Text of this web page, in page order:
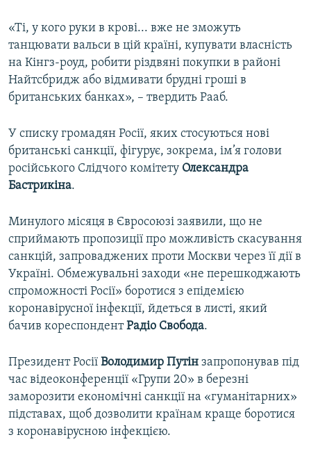
«Ті, у кого руки в крові... вже не зможуть
танцювати вальси в цій країні, купувати власність
на Кінгз-роуд, робити різдвяні покупки в районі
Найтсбридж або відмивати брудні гроші в
британських банках», – твердить Рааб.
У списку громадян Росії, яких стосуються нові
британські санкції, фігурує, зокрема, ім’я голови
російського Слідчого комітету Олександра
Бастрикіна.
Минулого місяця в Євросоюзі заявили, що не
сприймають пропозиції про можливість скасування
санкцій, запроваджених проти Москви через її дії в
Україні. Обмежувальні заходи «не перешкоджають
спроможності Росії» боротися з епідемією
коронавірусної інфекції, йдеться в листі, який
бачив кореспондентРадіо Свобода.
Президент Росії Володимир Путін запропонував під
час відеоконференції «Групи 20» в березні
заморозити економічні санкції на «гуманітарних»
підставах, щоб дозволити країнам краще боротися
з коронавірусною інфекцією.